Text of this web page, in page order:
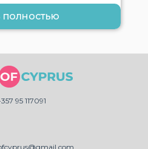
полностью
95 117091